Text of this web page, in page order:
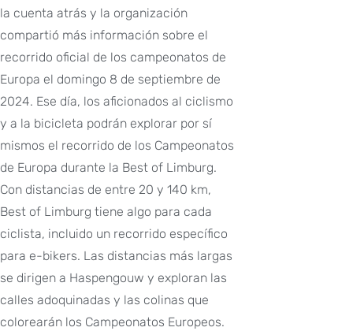
la cuenta atrás y la organización
compartió más información sobre el
recorrido oficial de los campeonatos de
Europa el domingo 8 de septiembre de
2024. Ese día, los aficionados al ciclismo
y a la bicicleta podrán explorar por sí
mismos el recorrido de los Campeonatos
de Europa durante la Best of Limburg.
Con distancias de entre 20 y 140 km,
Best of Limburg tiene algo para cada
ciclista, incluido un recorrido específico
para e-bikers. Las distancias más largas
se dirigen a Haspengouw y exploran las
calles adoquinadas y las colinas que
colorearán los Campeonatos Europeos.